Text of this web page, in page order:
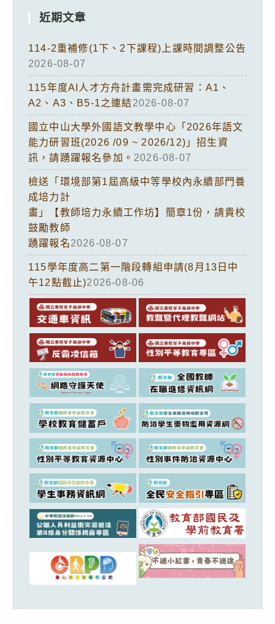
近期文章
114-2重補修(1下、2下課程)上課時間調整公告
2026-08-07
115年度AI人才方舟計畫需完成研習：A1、
A2、A3、B5-1之連結2026-08-07
國立中山大學外國語文教學中心「2026年語文
能力研習班(2026 /09 ~ 2026/12)」招生資
訊，請踴躍報名參加。 2026-08-07
檢送「環境部第1屆高級中等學校內永續部門養
成培力計
畫」【教師培力永續工作坊】簡章1份，請貴校
鼓勵教師
踴躍報名2026-08-07
115學年度高二第一階段轉組申請(8月13日中
午12點截止)2026-08-06